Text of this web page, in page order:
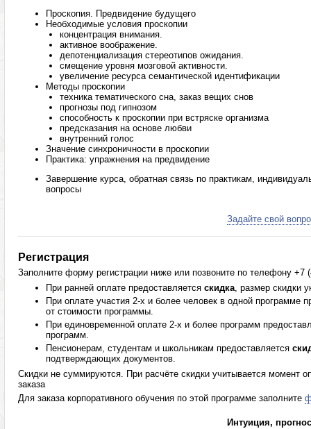
Проскопия. Предвидение будущего
Необходимые условия проскопии
концентрация внимания.
активное воображение.
депотенциализация стереотипов ожидания.
смещение уровня мозговой активности.
увеличение ресурса семантической идентификации
Методы проскопии
техника тематического сна, заказ вещих снов
прогнозы под гипнозом
способность к проскопии при встряске организма
предсказания на основе любви
внутренний голос
Значение синхроничности в проскопии
Практика: упражнения на предвидение
Завершение курса, обратная связь по практикам,
вопросы
Задайте свой
Регистрация
Заполните форму регистрации ниже или позвоните по телефону +7
При ранней оплате предоставляется скидка, размер скидки
При оплате участия 2-х и более человек в одной программе
от стоимости программы.
При единовременной оплате 2-х и более программ
программ.
Пенсионерам, студентам и школьникам предоставляется
подтверждающих документов.
Скидки не суммируются. При расчёте скидки учитывается момент
заказа
Для заказа корпоративного обучения по этой программе заполните